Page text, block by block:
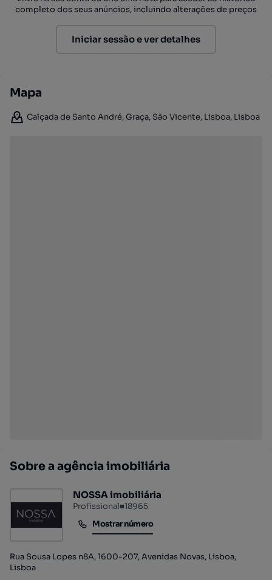
completo dos seus anúncios, incluindo alterações de preços
Iniciar sessão e ver detalhes
Mapa
Calçada de Santo André, Graça, São Vicente, Lisboa, Lisboa
Sobre a agência imobiliária
NOSSA imobiliária
Profissional■18965
Mostrar número
Mostrar número
Rua Sousa Lopes n8A, 1600-207, Avenidas Novas, Lisboa,
Lisboa